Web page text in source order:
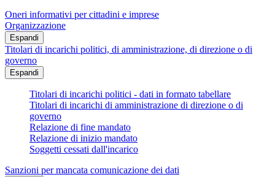
Oneri informativi per cittadini e imprese
Organizzazione
Espandi
Titolari di incarichi politici, di amministrazione, di direzione o di
governo
Espandi
Titolari di incarichi politici - dati in formato tabellare
Titolari di incarichi di amministrazione di direzione o di
governo
Relazione di fine mandato
Relazione di inizio mandato
Soggetti cessati dall'incarico
Sanzioni per mancata comunicazione dei dati